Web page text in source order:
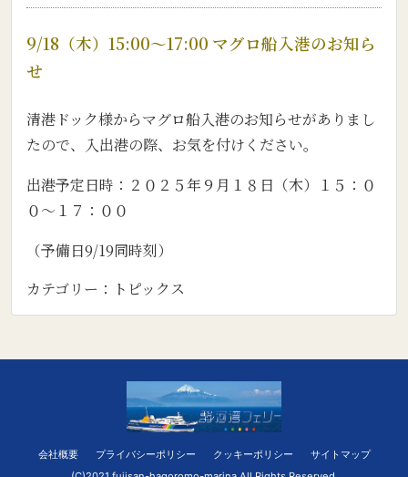
9/18（木）15:00～17:00 マグロ船入港のお知ら
せ
清港ドック様からマグロ船入港のお知らせがありまし
たので、入出港の際、お気を付けください。
出港予定日時：２０２５年９月１８日（木）１５：０
０～１７：００
（予備日9/19同時刻）
カテゴリー： トピックス
会社概要 プライバシーポリシー クッキーポリシー サイトマップ